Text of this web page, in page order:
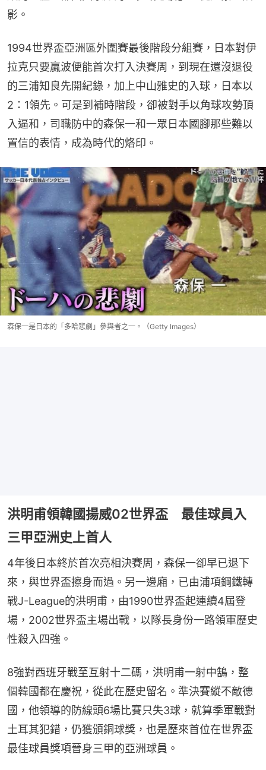
影。
1994世界盃亞洲區外圍賽最後階段分組賽，日本對伊
拉克只要贏波便能首次打入決賽周，到現在還沒退役
的三浦知良先開紀錄，加上中山雅史的入球，日本以
2：1領先。可是到補時階段，卻被對手以角球攻勢頂
入逼和，司職防中的森保一和一眾日本國腳那些難以
置信的表情，成為時代的烙印。
森保一是日本的「多哈悲劇」參與者之一。（Getty Images）
洪明甫領韓國揚威02世界盃 最佳球員入
三甲亞洲史上首人
4年後日本終於首次亮相決賽周，森保一卻早已退下
來，與世界盃擦身而過。另一邊廂，已由浦項鋼鐵轉
戰J-League的洪明甫，由1990世界盃起連續4屆登
場，2002世界盃主場出戰，以隊長身份一路領軍歷史
性殺入四強。
8強對西班牙戰至互射十二碼，洪明甫一射中鵠，整
個韓國都在慶祝，從此在歷史留名。準決賽縱不敵德
國，他領導的防線頭6場比賽只失3球，就算季軍戰對
土耳其犯錯，仍獲頒銅球獎，也是歷來首位在世界盃
最佳球員獎項晉身三甲的亞洲球員。